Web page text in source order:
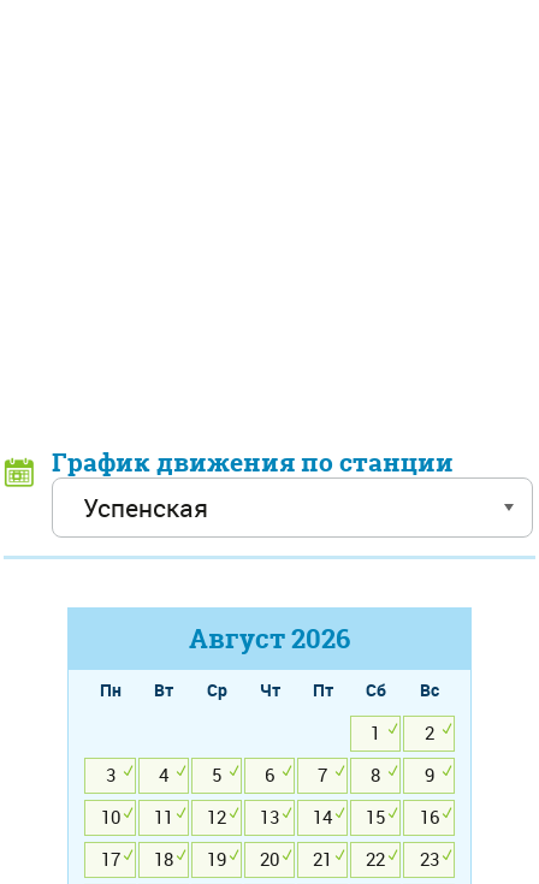
График движения по станции
Август2026
Пн Вт Ср Чт Пт Сб
Вс
1
2
3
4 5 6 7 8
9
10
11 12 13 14 15
16
17
18 19 20 21 22
23